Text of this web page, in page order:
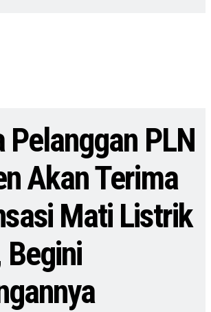
Pelanggan PLN
Akan Terima
Mati Listrik